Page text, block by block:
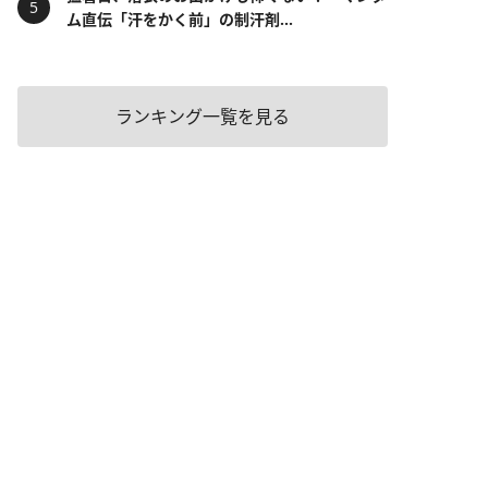
ム直伝「汗をかく前」の制汗剤...
ランキング一覧を見る